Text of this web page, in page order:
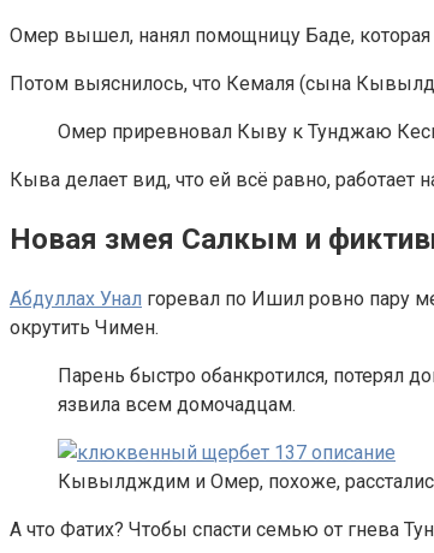
Омер вышел, нанял помощницу Баде, которая
Потом выяснилось, что Кемаля (сына
Омер приревновал Кыву к Тунджаю
Кыва делает вид, что ей всё равно, работает
Новая змея Салкым и
Абдуллах Унал горевал по Ишил ровно пару
окрутить Чимен.
Парень быстро обанкротился, потерял
язвила всем домочадцам.
Кывылдждим и Омер, похоже,
А что Фатих? Чтобы спасти семью от гнева